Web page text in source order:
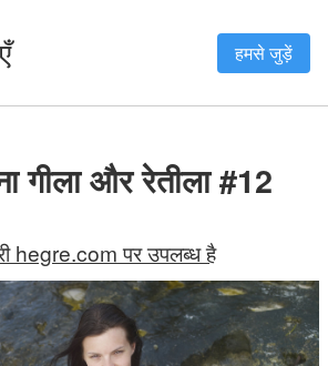
हमसे जुड़ें
गीला और रेतीला #12
hegre.com पर उपलब्ध है